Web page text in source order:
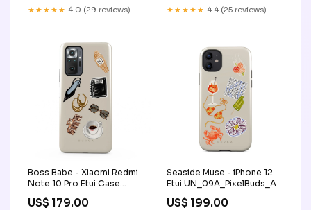
★★★★★ 4.0 (29 reviews) ★★★★★ 4.4 (25 reviews)
Boss Babe - Xiaomi Redmi
Note 10 Pro Etui Case
Type:Tough
US$ 179.00
Seaside Muse - iPhone 12
Etui UN_09A_PixelBuds_A
US$ 199.00